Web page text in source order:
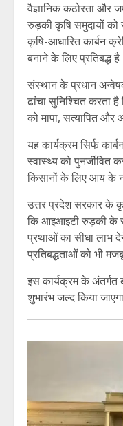
वैज्ञानिक कठोरता और
रुड़की कृषि समुदायों को
कृषि-आधारित कार्बन
बनाने के लिए प्रतिबद्ध
संस्थान के प्रधान
ढांचा सुनिश्चित करता
को मापा, सत्यापित और
यह कार्यक्रम सिर्फ
स्वास्थ्य को पुनर्जीवित
किसानों के लिए आय के
उत्तर प्रदेश सरकार के
कि आइआइटी रुड़की के
प्रथाओं का सीधा लाभ
प्रतिबद्धताओं को भी
इस कार्यक्रम के
शुभारंभ जल्द किया